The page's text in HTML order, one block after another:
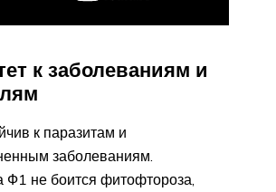
к заболеваниям и
к паразитам и
заболеваниям.
не боится фитофтороза,